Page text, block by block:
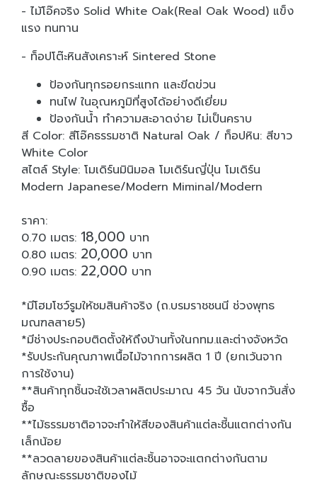
- ไม้โอ๊คจริง Solid White Oak(Real Oak Wood) แข็ง
แรง ทนทาน
- ท็อปโต๊ะหินสังเคราะห์ Sintered Stone
ป้องกันทุกรอยกระแทก และขีดข่วน
ทนไฟ ในอุณหภูมิที่สูงได้อย่างดีเยี่ยม
ป้องกันน้ำ ทำความสะอาดง่าย ไม่เป็นคราบ
สี Color: สีโอ๊คธรรมชาติ Natural Oak / ท็อปหิน: สีขาว
White Color
สไตล์ Style: โมเดิร์นมินิมอล โมเดิร์นญี่ปุ่น โมเดิร์น
Modern Japanese/Modern Miminal/Modern
ราคา:
0.70 เมตร: 18,000 บาท
0.80 เมตร: 20,000 บาท
0.90 เมตร: 22,000 บาท
*มีโฮมโชว์รูมให้ชมสินค้าจริง (ถ.บรมราชชนนี ช่วงพุทธ
มณฑลสาย5)
*มีช่างประกอบติดตั้งให้ถึงบ้านทั้งในกทม.และต่างจังหวัด
*รับประกันคุณภาพเนื้อไม้จากการผลิต 1 ปี (ยกเว้นจาก
การใช้งาน)
**สินค้าทุกชิ้นจะใช้เวลาผลิตประมาณ 45 วัน นับจากวันสั่ง
ซื้อ
**ไม้ธรรมชาติอาจจะทำให้สีของสินค้าแต่ละชี้นแตกต่างกัน
เล็กน้อย
**ลวดลายของสินค้าแต่ละชิ้นอาจจะแตกต่างกันตาม
ลักษณะธรรมชาติของไม้